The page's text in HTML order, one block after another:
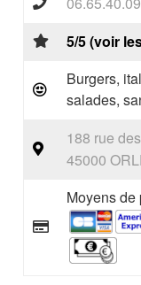
5/5 (voir
Burgers,
salades,
188 rue
45000
Moyens de